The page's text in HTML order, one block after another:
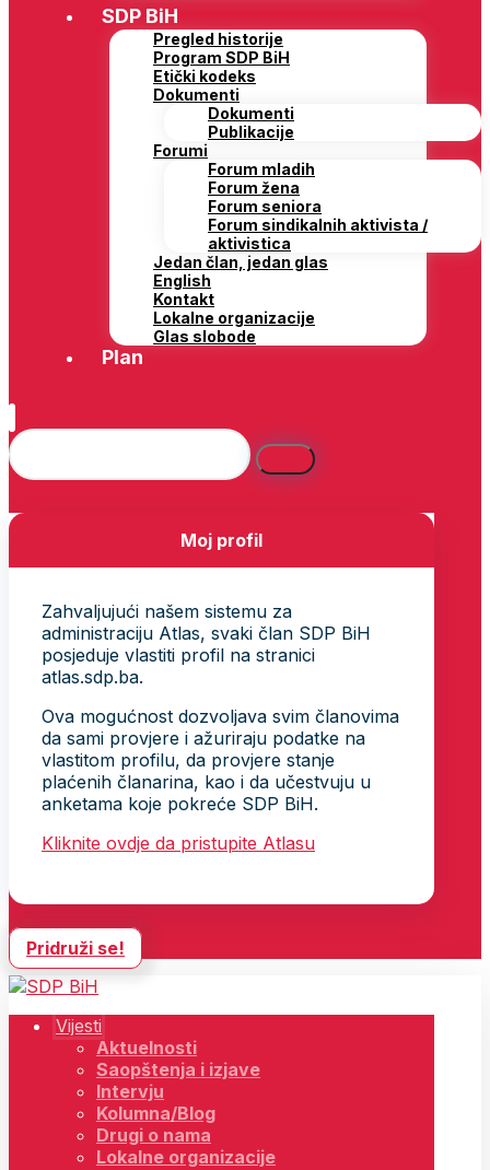
SDP BiH
Pregled historije
Program SDP BiH
Etički kodeks
Dokumenti
Dokumenti
Publikacije
Forumi
Forum mladih
Forum žena
Forum seniora
Forum sindikalnih aktivista /
aktivistica
Jedan član, jedan glas
English
Kontakt
Lokalne organizacije
Glas slobode
Plan
Moj profil
Zahvaljujući našem sistemu za
administraciju Atlas, svaki član SDP BiH
posjeduje vlastiti profil na stranici
atlas.sdp.ba.
Ova mogućnost dozvoljava svim članovima
da sami provjere i ažuriraju podatke na
vlastitom profilu, da provjere stanje
plaćenih članarina, kao i da učestvuju u
anketama koje pokreće SDP BiH.
Kliknite ovdje da pristupite Atlasu
Pridruži se!
Vijesti
Aktuelnosti
Saopštenja i izjave
Intervju
Kolumna/Blog
Drugi o nama
Lokalne organizacije